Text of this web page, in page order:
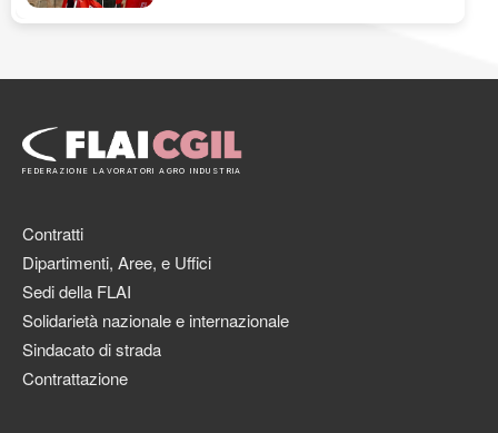
FEDERAZIONE LAVORATORI AGRO INDUSTRIA
Contratti
Dipartimenti, Aree, e Uffici
Sedi della FLAI
Solidarietà nazionale e internazionale
Sindacato di strada
Contrattazione